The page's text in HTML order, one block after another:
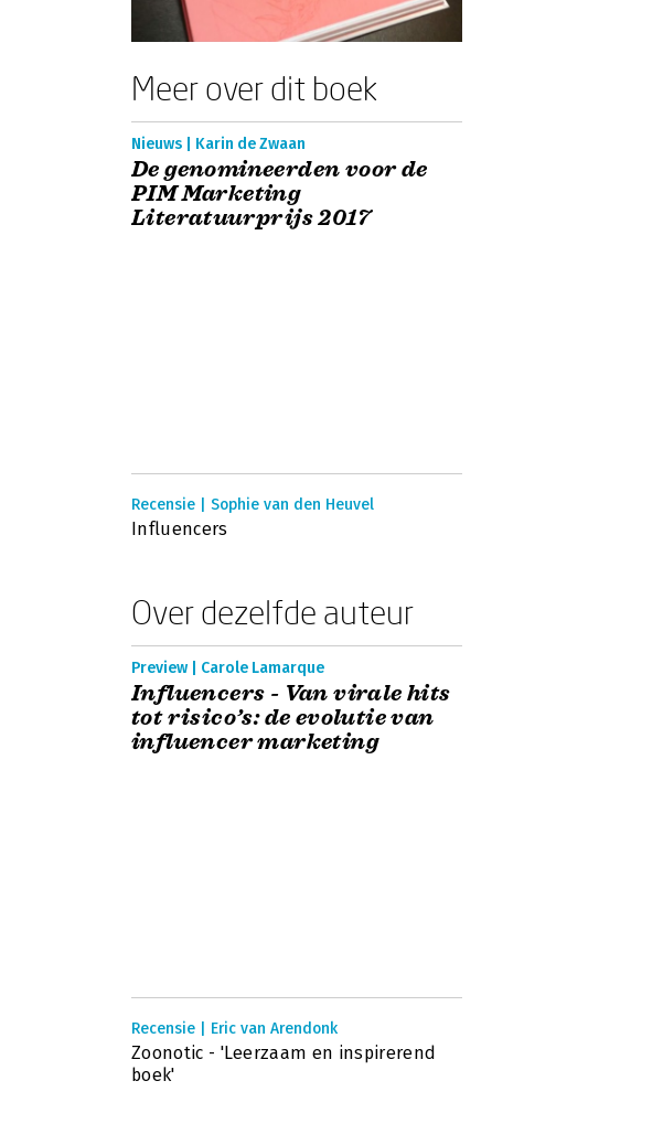
Meer over dit boek
Nieuws | Karin de Zwaan
De genomineerden voor de
PIM Marketing
Literatuurprijs 2017
Recensie | Sophie van den Heuvel
Influencers
Over dezelfde auteur
Preview | Carole Lamarque
Influencers - Van virale hits
tot risico’s: de evolutie van
influencer marketing
Recensie | Eric van Arendonk
Zoonotic - 'Leerzaam en inspirerend
boek'